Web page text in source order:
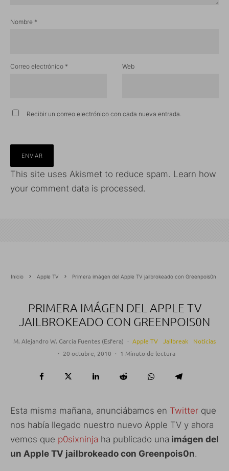
Nombre *
Correo electrónico * Web
Recibir un correo electrónico con cada nueva entrada.
This site uses Akismet to reduce spam. Learn how
your comment data is processed.
Inicio Apple TV Primera imágen del Apple TV jailbrokeado con Greenpois0n
PRIMERA IMÁGEN DEL APPLE TV
JAILBROKEADO CON GREENPOIS0N
M. Alejandro W. García Fuentes (Esfera) · Apple TV Jailbreak
Noticias
· 20 octubre, 2010 · 1 Minuto de lectura
Esta misma mañana, anunciábamos en Twitter que
nos había llegado nuestro nuevo Apple TV y ahora
vemos que p0sixninja ha publicado una imágen del
un Apple TV jailbrokeado con Greenpois0n.